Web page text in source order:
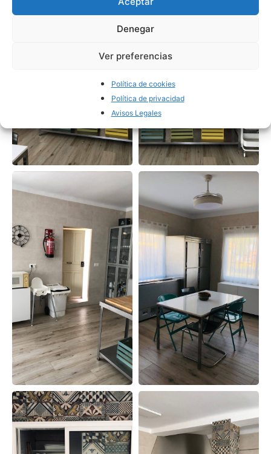
Denegar
Ver preferencias
Política de cookies
Política de privacidad
Avisos Legales